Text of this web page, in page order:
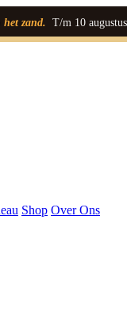
het zand. T/m 10
Shop Over Ons